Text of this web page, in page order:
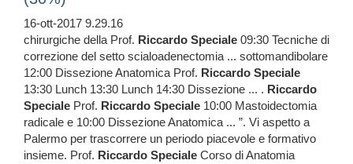
16-ott-2017 9.29.16
chirurgiche della Prof. Riccardo Speciale 09:30 Tecniche di
correzione del setto scialoadenectomia ... sottomandibolare
12:00 Dissezione Anatomica Prof. Riccardo Speciale
13:30 Lunch 13:30 Lunch 14:30 Dissezione ... . Riccardo
Speciale Prof. Riccardo Speciale 10:00 Mastoidectomia
radicale e 10:00 Dissezione Anatomica ... ”. Vi aspetto a
Palermo per trascorrere un periodo piacevole e formativo
insieme. Prof. Riccardo Speciale Corso di Anatomia